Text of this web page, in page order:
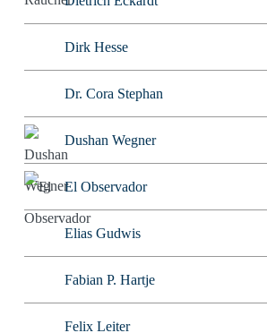
Dirk Hesse
Dr. Cora Stephan
Dushan Wegner
El Observador
Elias Gudwis
Fabian P. Hartje
Felix Leiter